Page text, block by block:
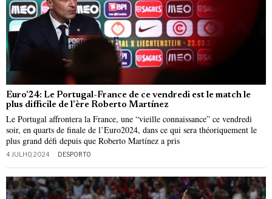
Euro’24: Le Portugal-France de ce vendredi est le match le
plus difficile de l’ère Roberto Martínez
Le Portugal affrontera la France, une “vieille connaissance” ce vendredi
soir, en quarts de finale de l’Euro2024, dans ce qui sera théoriquement le
plus grand défi depuis que Roberto Martínez a pris
4 JULHO, 2024 DESPORTO